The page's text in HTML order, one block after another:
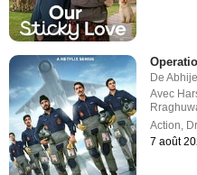
De
Avec
Action
7 août